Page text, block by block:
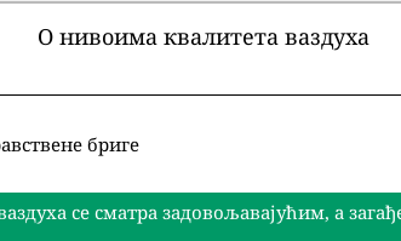
О нивоима квалитета ваздуха
бриге
се сматра задовољавајућим, а